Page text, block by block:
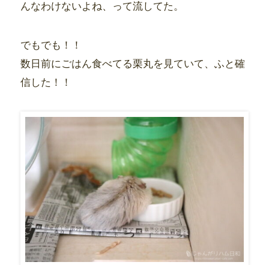
んなわけないよね、って流してた。
でもでも！！
数日前にごはん食べてる栗丸を見ていて、ふと確
信した！！